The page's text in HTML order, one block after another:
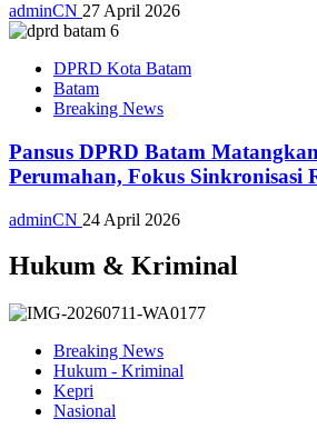
adminCN 27 April 2026
DPRD Kota Batam
Batam
Breaking News
Pansus DPRD Batam
Perumahan, Fokus Sinkronisasi
adminCN 24 April 2026
Hukum & Kriminal
Breaking News
Hukum - Kriminal
Kepri
Nasional